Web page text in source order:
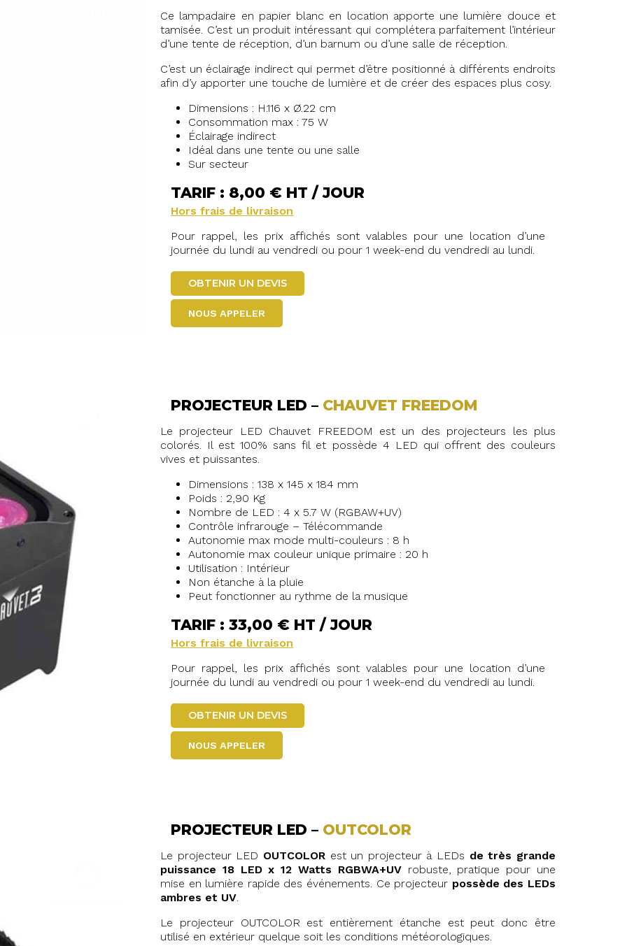
Ce lampadaire en papier blanc en location apporte une lumière douce et
tamisée. C’est un produit intéressant qui complétera parfaitement l’intérieur
d’une tente de réception, d’un barnum ou d’une salle de réception.
C’est un éclairage indirect qui permet d’être positionné à différents endroits
afin d’y apporter une touche de lumière et de créer des espaces plus cosy.
Dimensions : H.116 x Ø.22 cm
Consommation max : 75 W
Éclairage indirect
Idéal dans une tente ou une salle
Sur secteur
TARIF : 8,00 € HT / JOUR
Hors frais de livraison
Pour rappel, les prix affichés sont valables pour une location d’une
journée du lundi au vendredi ou pour 1 week-end du vendredi au lundi.
OBTENIR UN DEVIS
NOUS APPELER
PROJECTEUR LED – CHAUVET FREEDOM
Le projecteur LED Chauvet FREEDOM est un des projecteurs les plus
colorés. Il est 100% sans fil et possède 4 LED qui offrent des couleurs
vives et puissantes.
Dimensions : 138 x 145 x 184 mm
Poids : 2,90 Kg
Nombre de LED : 4 x 5.7 W (RGBAW+UV)
Contrôle infrarouge – Télécommande
Autonomie max mode multi-couleurs : 8 h
Autonomie max couleur unique primaire : 20 h
Utilisation : Intérieur
Non étanche à la pluie
Peut fonctionner au rythme de la musique
TARIF : 33,00 € HT / JOUR
Hors frais de livraison
Pour rappel, les prix affichés sont valables pour une location d’une
journée du lundi au vendredi ou pour 1 week-end du vendredi au lundi.
OBTENIR UN DEVIS
NOUS APPELER
PROJECTEUR LED – OUTCOLOR
Le projecteur LED OUTCOLORest un projecteur à LEDs de très grande
puissance 18 LED x 12 Watts RGBWA+UVrobuste, pratique pour une
mise en lumière rapide des événements. Ce projecteur possède des LEDs
ambres et UV.
Le projecteur OUTCOLOR est entièrement étanche est peut donc être
utilisé en extérieur quelque soit les conditions météorologiques.